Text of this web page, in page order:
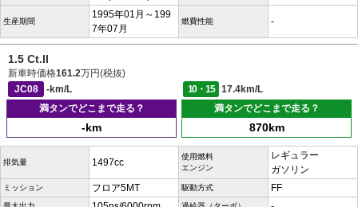
生産期間
1995年01月～199
7年07月
燃費性能 -
1.5 Ct.II
新車時価格161.2万円(税抜)
JC08
-km/L 10・15
17.4km/L
満タンでどこまで走る？
-km
満タンでどこまで走る？
870km
排気量 1497cc
使用燃料
エンジン
レギュラー
ガソリン
ミッション フロア5MT 駆動方式 FF